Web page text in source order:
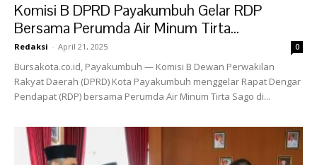
Komisi B DPRD Payakumbuh Gelar RDP
Bersama Perumda Air Minum Tirta...
Redaksi - April 21, 2025 0
Bursakota.co.id, Payakumbuh — Komisi B Dewan Perwakilan
Rakyat Daerah (DPRD) Kota Payakumbuh menggelar Rapat Dengar
Pendapat (RDP) bersama Perumda Air Minum Tirta Sago di...